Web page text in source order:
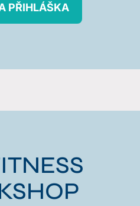
PŘIHLÁŠKA